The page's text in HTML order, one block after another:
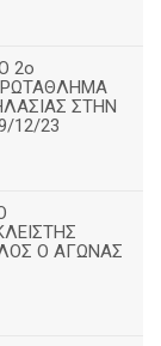
2ο
ΣΤΗΝ
12/23
Ο ΑΓΩΝΑΣ